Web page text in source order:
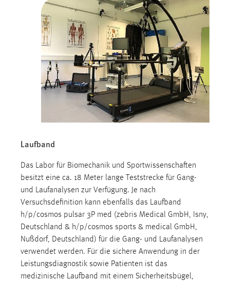
Laufband
Das Labor für Biomechanik und Sportwissenschaften
besitzt eine ca. 18 Meter lange Teststrecke für Gang-
und Laufanalysen zur Verfügung. Je nach
Versuchsdefinition kann ebenfalls das Laufband
h/p/cosmos pulsar 3P med (zebris Medical GmbH, Isny,
Deutschland & h/p/cosmos sports & medical GmbH,
Nußdorf, Deutschland) für die Gang- und Laufanalysen
verwendet werden. Für die sichere Anwendung in der
Leistungsdiagnostik sowie Patienten ist das
medizinische Laufband mit einem Sicherheitsbügel,
_pk_ref, _pk_cvar, _pk_id, _pk_ses
Zweck:
Zugriffsstatistik
Cookie Laufzeit:
Max. 13 Monate
MARKETING
Marketing Cookies werden von Drittanbietern
Sie tun dies, indem sie Besucher über Websites
Google Ads
Name:
_gcl_au
Anbieter:
Zweck:
Conversion-Tracking